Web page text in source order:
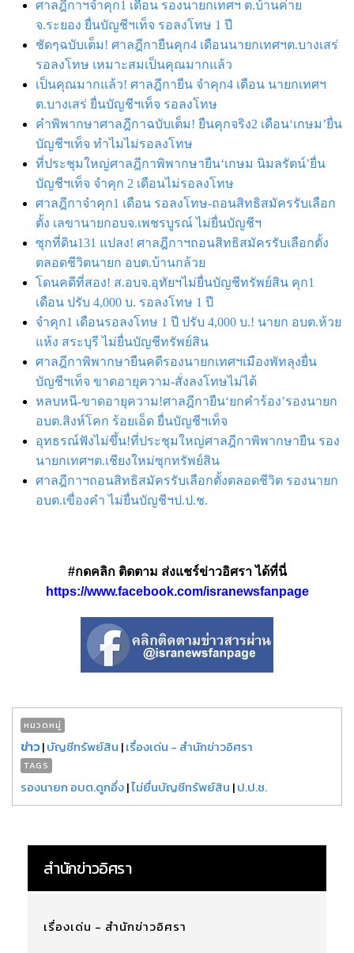
ศาลฎีกาฯจำคุก1 เดือน รองนายกเทศฯ ต.บ้านค่าย
จ.ระยอง ยื่นบัญชีฯเท็จ รอลงโทษ 1 ปี
ชัดๆฉบับเต็ม! ศาลฎีกายืนคุก4 เดือนนายกเทศฯต.บางเสร่
รอลงโทษ เหมาะสมเป็นคุณมากแล้ว
เป็นคุณมากแล้ว! ศาลฎีกายืน จำคุก4 เดือน นายกเทศฯ
ต.บางเสร่ ยื่นบัญชีฯเท็จ รอลงโทษ
คำพิพากษาศาลฎีกาฉบับเต็ม! ยืนคุกจริง2 เดือน‘เกษม’ยื่น
บัญชีฯเท็จ ทำไมไม่รอลงโทษ
ที่ประชุมใหญ่ศาลฎีกาพิพากษายืน‘เกษม นิมลรัตน์’ยื่น
บัญชีฯเท็จ จำคุก 2 เดือนไม่รอลงโทษ
ศาลฎีกาจำคุก1 เดือน รอลงโทษ-ถอนสิทธิสมัครรับเลือก
ตั้ง เลขานายกอบจ.เพชรบูรณ์ ไม่ยื่นบัญชีฯ
ซุกที่ดิน131 แปลง! ศาลฎีกาฯถอนสิทธิสมัครรับเลือกตั้ง
ตลอดชีวิตนายก อบต.บ้านกล้วย
โดนคดีที่สอง! ส.อบจ.อุทัยฯไม่ยื่นบัญชีทรัพย์สิน คุก1
เดือน ปรับ 4,000 บ. รอลงโทษ 1 ปี
จําคุก1 เดือนรอลงโทษ 1 ปี ปรับ 4,000 บ.! นายก อบต.ห้วย
แห้ง สระบุรี ไม่ยื่นบัญชีทรัพย์สิน
ศาลฎีกาพิพากษายืนคดีรองนายกเทศฯเมืองพัทลุงยื่น
บัญชีฯเท็จ ขาดอายุความ-สั่งลงโทษไม่ได้
หลบหนี-ขาดอายุความ!ศาลฎีกายืน‘ยกคําร้อง’รองนายก
อบต.สิงห์โคก ร้อยเอ็ด ยื่นบัญชีฯเท็จ
อุทธรณ์ฟังไม่ขึ้น!ที่ประชุมใหญ่ศาลฎีกาพิพากษายืน รอง
นายกเทศฯต.เชียงใหม่ซุกทรัพย์สิน
ศาลฎีกาฯถอนสิทธิสมัครรับเลือกตั้งตลอดชีวิต รองนายก
อบต.เขื่องคํา ไม่ยื่นบัญชีฯป.ป.ช.
#กดคลิก ติดตาม ส่งแชร์ข่าวอิศรา ได้ที่นี่
https://www.facebook.com/isranewsfanpage
หมวดหมู่
ข่าว|บัญชีทรัพย์สิน |เรื่องเด่น - สำนักข่าวอิศรา
TAGS
รองนายก อบต.ดูกอึ่ง|ไม่ยื่นบัญชีทรัพย์สิน |ป.ป.ช.
สำนักข่าวอิศรา
เรื่องเด่น - สำนักข่าวอิศรา